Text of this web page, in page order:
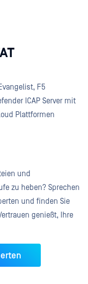
F5
ICAP Server mit
Plattformen
und
zu heben? Sprechen
und finden Sie
genießt, Ihre